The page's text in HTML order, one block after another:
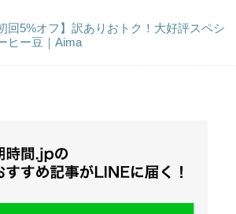
回5%オフ】訳ありおトク！大好評スペシ
ヒー豆｜Aima